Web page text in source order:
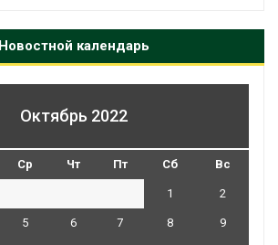
Новостной календарь
Октябрь 2022
Ср Чт Пт Сб Вс
1 2
5 6 7 8 9